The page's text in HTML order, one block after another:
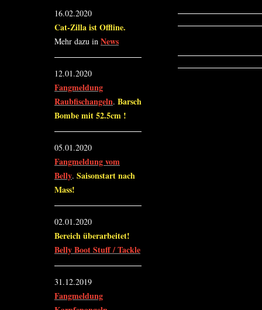
16.02.2020
Cat-Zilla ist Offline.
Mehr dazu in News
12.01.2020
Fangmeldung
Raubfischangeln. Barsch
Bombe mit 52.5cm !
05.01.2020
Fangmeldung vom
Belly. Saisonstart nach
Mass!
02.01.2020
Bereich überarbeitet!
Belly Boot Stuff / Tackle
31.12.2019
Fangmeldung